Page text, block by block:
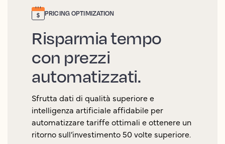
PRICING OPTIMIZATION
Risparmia tempo
con prezzi
automatizzati.
Sfrutta dati di qualità superiore e
intelligenza artificiale affidabile per
automatizzare tariffe ottimali e ottenere un
ritorno sull’investimento 50 volte superiore.